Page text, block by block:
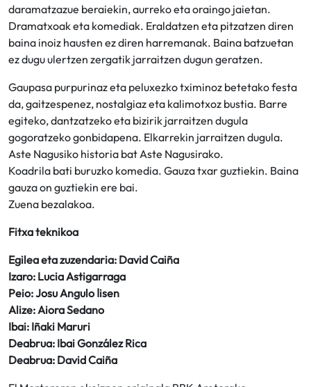
daramatzazue beraiekin, aurreko eta oraingo jaietan.
Dramatxoak eta komediak. Eraldatzen eta pitzatzen diren
baina inoiz hausten ez diren harremanak. Baina batzuetan
ez dugu ulertzen zergatik jarraitzen dugun geratzen.
Gaupasa purpurinaz eta peluxezko tximinoz betetako festa
da, gaitzespenez, nostalgiaz eta kalimotxoz bustia. Barre
egiteko, dantzatzeko eta bizirik jarraitzen dugula
gogoratzeko gonbidapena. Elkarrekin jarraitzen dugula.
Aste Nagusiko historia bat Aste Nagusirako.
Koadrila bati buruzko komedia. Gauza txar guztiekin. Baina
gauza on guztiekin ere bai.
Zuena bezalakoa.
Fitxa teknikoa
Egilea eta zuzendaria: David Caiña
Izaro: Lucia Astigarraga
Peio: Josu Angulo اisen
Alize: Aiora Sedano
Ibai: Iñaki Maruri
Deabrua: Ibai González Rica
Deabrua: David Caiña